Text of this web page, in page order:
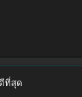
ที่สุด